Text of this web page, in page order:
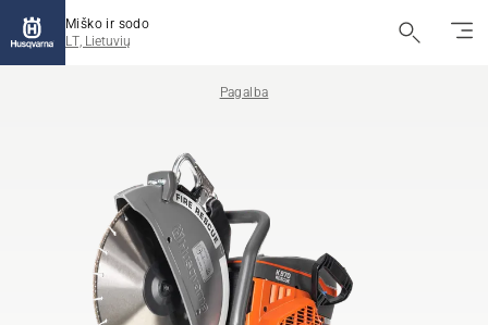
Miško ir sodo
LT, Lietuvių
Pagalba